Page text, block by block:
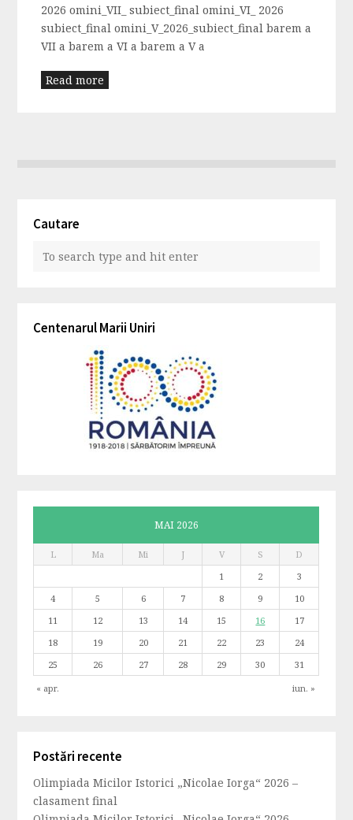
2026 omini_VII_ subiect_final omini_VI_ 2026
subiect_final omini_V_2026_subiect_final barem a
VII a barem a VI a barem a V a
Read more
Cautare
Centenarul Marii Uniri
MAI 2026
L Ma Mi J V S D
« apr. iun. »
1 2
3
4
5 6 7 8 9
10
11
12 13 14 15 16
17
18
19 20 21 22 23
24
25
26 27 28 29 30 31
Postări recente
Olimpiada Micilor Istorici „Nicolae Iorga“ 2026 –
clasament final